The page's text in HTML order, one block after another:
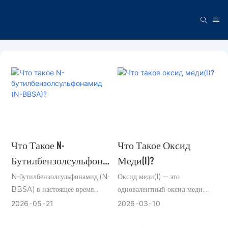
Что Такое N-
Бутилбензолсульфона
Мид (N-BBSA)?
N-бутилбензолсульфонамид (N-
BBSA) в настоящее время
является одним из наиболее
2026 05 21
Что Такое Оксид
Меди(I)?
Оксид меди(I) — это
одновалентный оксид меди,
представляющий собой ярко-
2026 03 10